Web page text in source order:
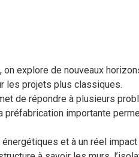
on explore de nouveaux
les projets plus classiques.
de répondre à plusieurs
préfabrication importante
et à un réel